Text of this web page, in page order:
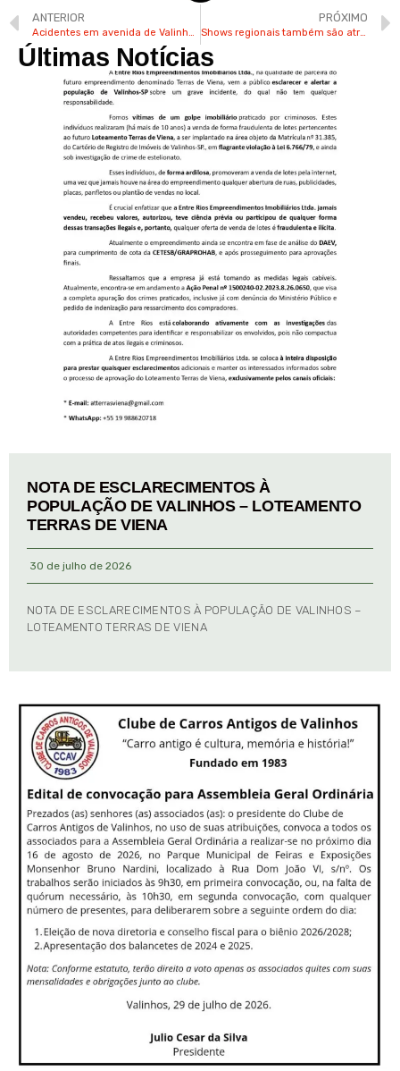
ANTERIOR
Acidentes em avenida de Valinhos geram pedidos para melhorias no trânsito
PRÓXIMO
Shows regionais também são atrações na Festa Julina de Valinhos
Últimas Notícias
NOTA DE ESCLARECIMENTOS À
POPULAÇÃO DE VALINHOS – LOTEAMENTO
TERRAS DE VIENA
30 de julho de 2026
NOTA DE ESCLARECIMENTOS À POPULAÇÃO DE VALINHOS –
LOTEAMENTO TERRAS DE VIENA